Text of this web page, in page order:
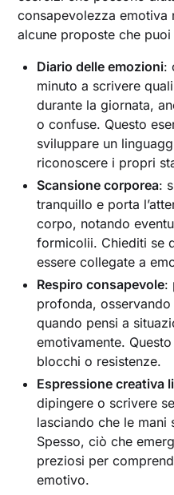
consapevolezza emotiva
alcune proposte che
Diario delle emozioni:
minuto a scrivere
durante la giornata,
o confuse. Questo
sviluppare un
riconoscere i propri
Scansione corporea:
tranquillo e porta
corpo, notando
formicolii. Chiediti se
essere collegate a
Respiro consapevole:
profonda,
quando pensi a
emotivamente.
blocchi o resistenze.
Espressione creativa
dipingere o scrivere
lasciando che le mani
Spesso, ciò che
preziosi per
emotivo.